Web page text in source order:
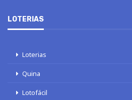
LOTERIAS
Loterias
Quina
Lotofácil